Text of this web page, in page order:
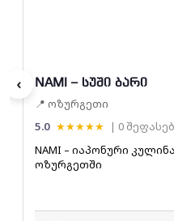
‹ NAMI – სუში ბარი
📍 ოზურგეთი
5.0 ★★★★★
| 0
NAMI – იაპონური
ოზურგეთში